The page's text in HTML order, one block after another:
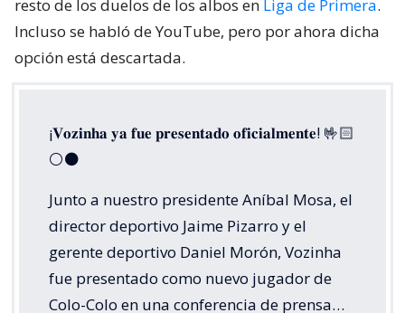
resto de los duelos de los albos en Liga de Primera.
Incluso se habló de YouTube, pero por ahora dicha
opción está descartada.
¡𝐕𝐨𝐳𝐢𝐧𝐡𝐚 𝐲𝐚 𝐟𝐮𝐞 𝐩𝐫𝐞𝐬𝐞𝐧𝐭𝐚𝐝𝐨 𝐨𝐟𝐢𝐜𝐢𝐚𝐥𝐦𝐞𝐧𝐭𝐞! 🤟🏻
⚪️⚫️
Junto a nuestro presidente Aníbal Mosa, el
director deportivo Jaime Pizarro y el
gerente deportivo Daniel Morón, Vozinha
fue presentado como nuevo jugador de
Colo-Colo en una conferencia de prensa…